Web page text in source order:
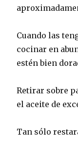
Cuando las
cocinar en
estén bien
Retirar sobre
el aceite de
Tan sólo